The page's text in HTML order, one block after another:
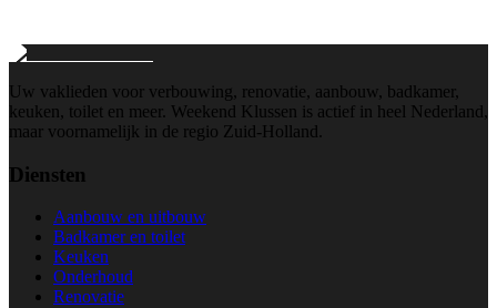
Uw vaklieden voor verbouwing, renovatie, aanbouw, badkamer,
keuken, toilet en meer. Weekend Klussen is actief in heel Nederland,
maar voornamelijk in de regio Zuid-Holland.
Diensten
Aanbouw en uitbouw
Badkamer en toilet
Keuken
Onderhoud
Renovatie